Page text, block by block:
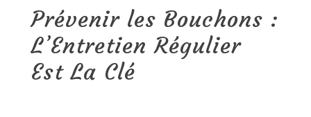
Prévenir les Bouchons :
L’Entretien Régulier
Est La Clé